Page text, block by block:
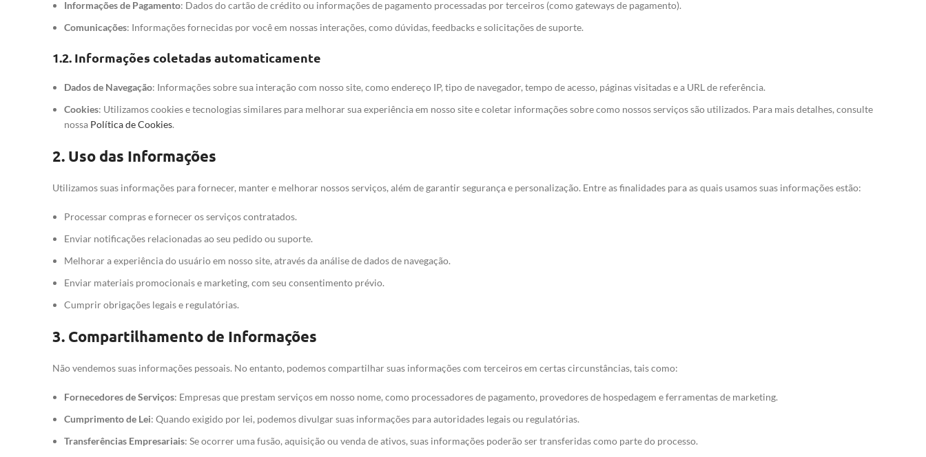
Informações de Pagamento: Dados do cartão de crédito ou informações de pagamento processadas por terceiros (como gateways de pagamento).
Comunicações: Informações fornecidas por você em nossas interações, como dúvidas, feedbacks e solicitações de suporte.
1.2. Informações coletadas automaticamente
Dados de Navegação: Informações sobre sua interação com nosso site, como endereço IP, tipo de navegador, tempo de acesso, páginas visitadas e a URL de referência.
Cookies: Utilizamos cookies e tecnologias similares para melhorar sua experiência em nosso site e coletar informações sobre como nossos serviços são utilizados. Para mais detalhes, consulte
nossa Política de Cookies.
2. Uso das Informações
Utilizamos suas informações para fornecer, manter e melhorar nossos serviços, além de garantir segurança e personalização. Entre as finalidades para as quais usamos suas informações estão:
Processar compras e fornecer os serviços contratados.
Enviar notificações relacionadas ao seu pedido ou suporte.
Melhorar a experiência do usuário em nosso site, através da análise de dados de navegação.
Enviar materiais promocionais e marketing, com seu consentimento prévio.
Cumprir obrigações legais e regulatórias.
3. Compartilhamento de Informações
Não vendemos suas informações pessoais. No entanto, podemos compartilhar suas informações com terceiros em certas circunstâncias, tais como:
Fornecedores de Serviços: Empresas que prestam serviços em nosso nome, como processadores de pagamento, provedores de hospedagem e ferramentas de marketing.
Cumprimento de Lei: Quando exigido por lei, podemos divulgar suas informações para autoridades legais ou regulatórias.
Transferências Empresariais: Se ocorrer uma fusão, aquisição ou venda de ativos, suas informações poderão ser transferidas como parte do processo.